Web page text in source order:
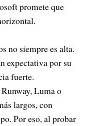
promete que
no siempre es alta.
expectativa por su
fuerte.
Luma o
largos, con
Por eso, al probar